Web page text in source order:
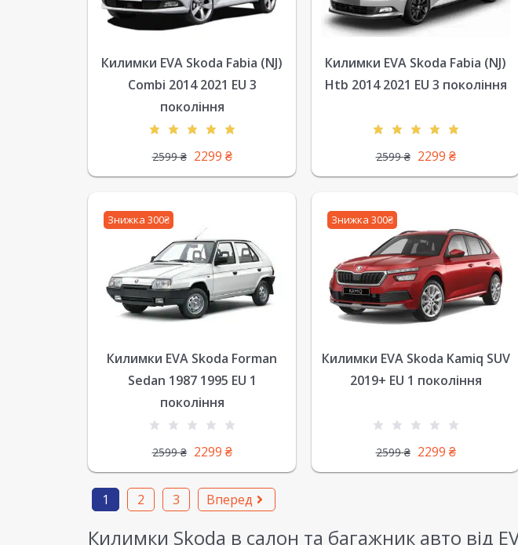
Килимки EVA Skoda Fabia (NJ)
Combi 2014 2021 EU 3
покоління
2599₴ 2299 ₴
Килимки EVA Skoda Fabia (NJ)
Htb 2014 2021 EU 3 покоління
2599₴ 2299 ₴
Знижка 300₴
Килимки EVA Skoda Forman
Sedan 1987 1995 EU 1
покоління
2599₴ 2299 ₴
Знижка 300₴
Килимки EVA Skoda Kamiq SUV
2019+ EU 1 покоління
2599₴ 2299 ₴
1 2 3 Вперед
Килимки Skoda в салон та багажник авто від